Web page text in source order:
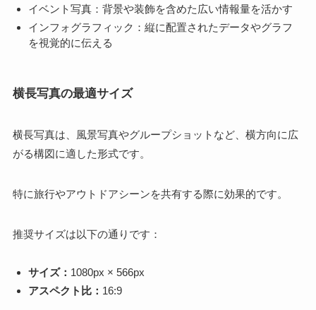
イベント写真：背景や装飾を含めた広い情報量を活かす
インフォグラフィック：縦に配置されたデータやグラフ
を視覚的に伝える
横長写真の最適サイズ
横長写真は、風景写真やグループショットなど、横方向に広
がる構図に適した形式です。
特に旅行やアウトドアシーンを共有する際に効果的です。
推奨サイズは以下の通りです：
サイズ： 1080px × 566px
アスペクト比： 16:9